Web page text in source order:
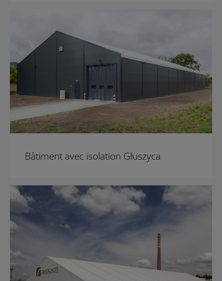
Bâtiment avec isolation Głuszyca